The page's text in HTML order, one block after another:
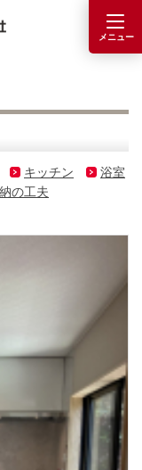
キッチン
浴室
の工夫